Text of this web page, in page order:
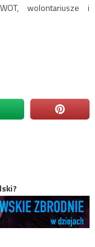
wolontariusze i